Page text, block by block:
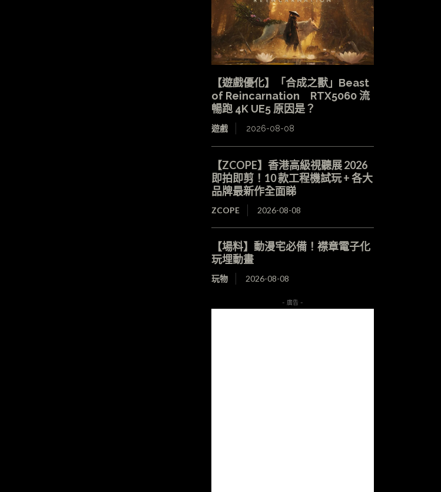
【遊戲優化】「合成之獸」Beast
of Reincarnation RTX5060 流
暢跑 4K UE5 原因是？
遊戲 2026-08-08
【ZCOPE】香港高級視聽展 2026
即拍即剪！10 款工程機試玩 + 各大
品牌最新作全面睇
ZCOPE 2026-08-08
【場料】動漫宅必備！襟章電子化
玩埋動畫
玩物 2026-08-08
- 廣告 -